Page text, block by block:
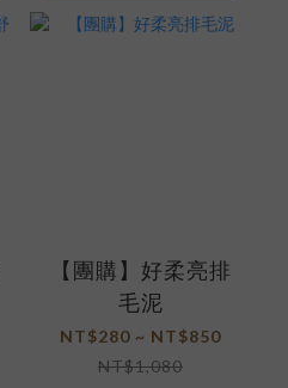
【團購】好柔亮排
毛泥
NT$280 ~ NT$850
NT$1,080